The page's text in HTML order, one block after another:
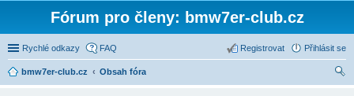
Fórum pro členy: bmw7er-club.cz
Rychlé odkazy FAQ Přihlásit se
Registrovat
bmw7er-club.cz
Obsah fóra